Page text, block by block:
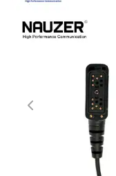
Previous